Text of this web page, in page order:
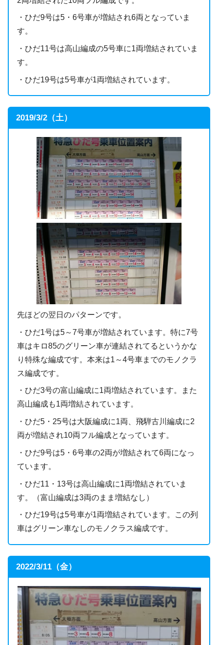
・ひだ9号は5・6号車が増結され6両となっていま
す。
・ひだ11号は高山編成の5号車に1両増結されていま
す。
・ひだ19号は5号車が1両増結されています。
2019/3/2（土）
先ほどの翌日のパターンです。
・ひだ1号は5～7号車が増結されています。特に7号
車はキロ85のグリーン車が連結されてるというかな
り特殊な編成です。本来は1～4号車までのモノクラ
ス編成です。
・ひだ3号の富山編成に1両増結されています。また
高山編成も1両増結されています。
・ひだ5・25号は大阪編成に1両、飛騨古川編成に2
両が増結され10両フル編成となっています。
・ひだ9号は5・6号車の2両が増結されて6両になっ
ています。
・ひだ11・13号は高山編成に1両増結されていま
す。（富山編成は3両のまま増結なし）
・ひだ19号は5号車が1両増結されています。この列
車はグリーン車なしのモノクラス編成です。
2022/3/11（金）